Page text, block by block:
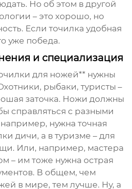
Но об этом в другой
– это хорошо, но
Если точилка удобная
уже победа.
и специализация
для ножей** нужны
рыбаки, туристы –
заточка. Ножи должны
справляться с разными
нужна точная
дичи, а в туризме – для
Или, например, мастера
– им тоже нужна острая
В общем, чем
в мире, тем лучше. Ну, а